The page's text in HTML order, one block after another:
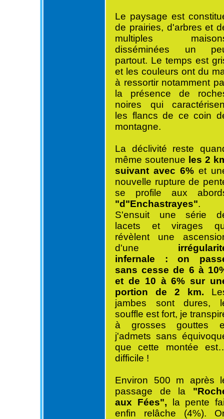
Le paysage est
de prairies, d'arbres et
multiples
disséminées un
partout. Le temps est
et les couleurs ont du
à ressortir notamment
la présence de
noires qui
les flancs de ce coin
montagne.
La déclivité reste
même soutenue les 2
suivant avec 6% et
nouvelle rupture de
se profile aux
"d"Enchastrayes".
S'ensuit une série
lacets et virages
révèlent une
d'une
infernale : on
sans cesse de 6 à
et de 10 à 6% sur
portion de 2 km.
jambes sont dures,
souffle est fort, je
à grosses gouttes
j'admets sans
que cette montée
difficile !
Environ 500 m après
passage de la
aux Fées", la pente
enfin relâche (4%).